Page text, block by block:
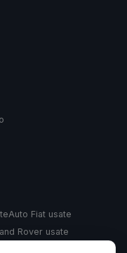
Auto Fiat usate
Rover usate